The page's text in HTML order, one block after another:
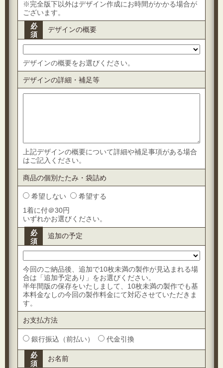
※完全版下以外はデザイン作成にお時間がかかる場合が
ございます。
デザインの概要
必
須
デザインの概要をお選びください。
デザインの詳細・補足等
上記デザインの概要について詳細や補足事項がある場合
はご記入ください。
商品の個別たたみ・袋詰め
希望しない
希望する
1着に付＠30円
いずれかお選びください。
追加の予定
必
須
今回のご納品後、追加で10枚未満の製作が見込まれる場
合は「追加予定あり」をお選びください。
半年間版の保存をいたしまして、10枚未満の製作でも基
本料金なしの今回の製作料金にて対応させていただきま
す。
お支払方法
銀行振込（前払い） 代金引換
お名前
必
須